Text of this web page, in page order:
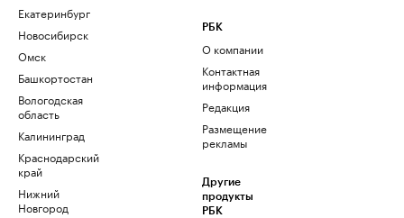
Екатеринбург
Новосибирск
Омск
Башкортостан
Вологодская
область
Калининград
Краснодарский
край
Нижний
Новгород
РБК
О компании
Контактная
информация
Редакция
Размещение
рекламы
Другие
продукты
РБК